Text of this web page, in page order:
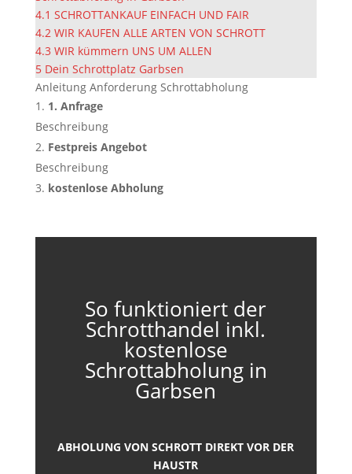
4.1 SCHROTTANKAUF EINFACH UND FAIR
4.2 WIR KAUFEN ALLE ARTEN VON SCHROTT
4.3 WIR kümmern UNS UM ALLEN
5 Dein Schrottplatz Garbsen
Anleitung Anforderung Schrottabholung
1. Anfrage
Beschreibung
Festpreis Angebot
Beschreibung
kostenlose Abholung
So funktioniert der
Schrotthandel inkl.
kostenlose
Schrottabholung in
Garbsen
ABHOLUNG VON SCHROTT DIREKT VOR DER
HAUSTR